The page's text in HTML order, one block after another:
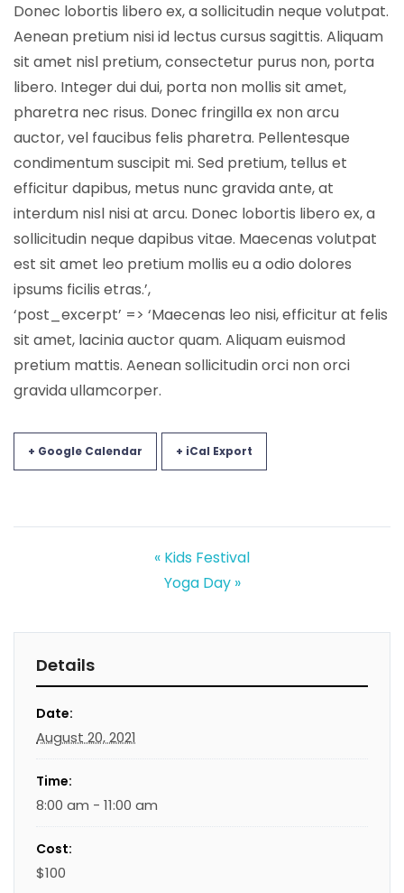
Donec lobortis libero ex, a sollicitudin neque volutpat.
Aenean pretium nisi id lectus cursus sagittis. Aliquam
sit amet nisl pretium, consectetur purus non, porta
libero. Integer dui dui, porta non mollis sit amet,
pharetra nec risus. Donec fringilla ex non arcu
auctor, vel faucibus felis pharetra. Pellentesque
condimentum suscipit mi. Sed pretium, tellus et
efficitur dapibus, metus nunc gravida ante, at
interdum nisl nisi at arcu. Donec lobortis libero ex, a
sollicitudin neque dapibus vitae. Maecenas volutpat
est sit amet leo pretium mollis eu a odio dolores
ipsums ficilis etras.’,
‘post_excerpt’ => ‘Maecenas leo nisi, efficitur at felis
sit amet, lacinia auctor quam. Aliquam euismod
pretium mattis. Aenean sollicitudin orci non orci
gravida ullamcorper.
+ Google Calendar + iCal Export
« Kids Festival
Yoga Day »
Details
Date:
August 20, 2021
Time:
8:00 am - 11:00 am
Cost:
$100